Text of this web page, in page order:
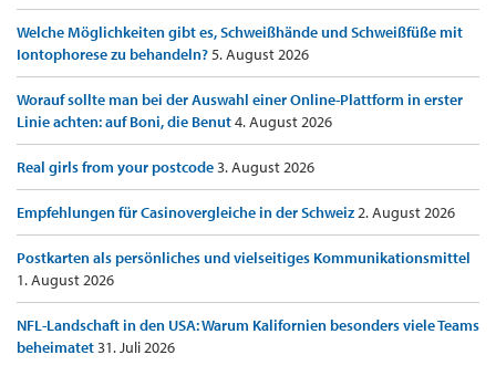
Welche Möglichkeiten gibt es, Schweißhände und Schweißfüße mit
Iontophorese zu behandeln?5. August 2026
Worauf sollte man bei der Auswahl einer Online-Plattform in erster
Linie achten: auf Boni, die Benut4. August 2026
Real girls from your postcode3. August 2026
Empfehlungen für Casinovergleiche in der Schweiz2. August 2026
Postkarten als persönliches und vielseitiges Kommunikationsmittel
1. August 2026
NFL-Landschaft in den USA: Warum Kalifornien besonders viele Teams
beheimatet31. Juli 2026